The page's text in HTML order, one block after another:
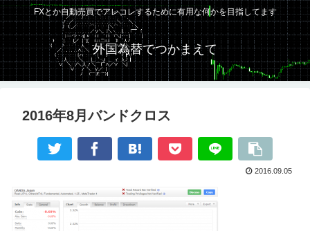
FXとか自動売買でアレコレするために有用な何かを目指してます
外国為替でつかまえて
2016年8月バンドクロス
2016.09.05